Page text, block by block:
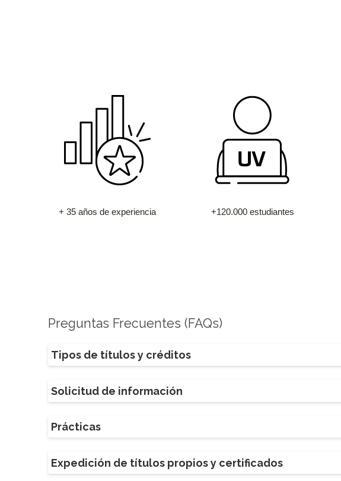
+ 35 años de experiencia +120.000 estudiantes
Preguntas Frecuentes (FAQs)
Tipos de títulos y créditos
Solicitud de información
Prácticas
Expedición de títulos propios y certificados